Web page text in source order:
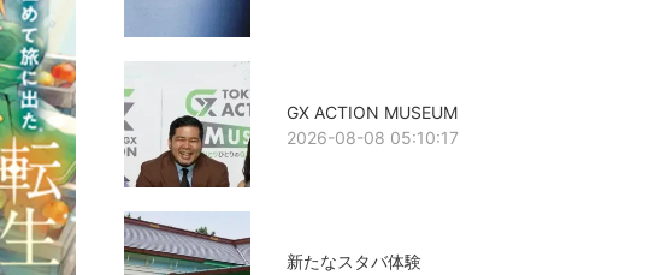
GX ACTION MUSEUM
2026-08-08 05:10:17
新たなスタバ体験